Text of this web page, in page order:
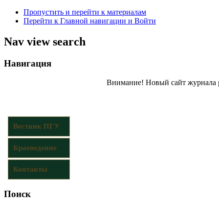
Пропустить и перейти к материалам
Перейти к Главной навигации и Войти
Nav view search
Навигация
Внимание! Новый сайт журнала
Вестник ПГУ
Краеведение
Контакты
Поиск